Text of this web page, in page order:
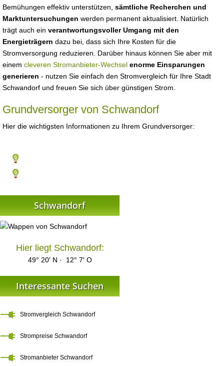
Bemühungen effektiv unterstützen, sämtliche Recherchen und
Marktuntersuchungen werden permanent aktualisiert. Natürlich
trägt auch ein verantwortungsvoller Umgang mit den
Energieträgern dazu bei, dass sich Ihre Kosten für die
Stromversorgung reduzieren. Darüber hinaus können Sie aber mit
einem cleveren Stromanbieter-Wechsel enorme Einsparungen
generieren - nutzen Sie einfach den Stromvergleich für Ihre Stadt
Schwandorf und freuen Sie sich über günstigen Strom.
Grundversorger von Schwandorf
Hier die wichtigsten Informationen zu Ihrem Grundversorger:
Schwandorf
Hier liegt Schwandorf:
49° 20′ N · 12° 7′ O
Interessante Suchen
Stromvergleich Schwandorf
Strompreise Schwandorf
Stromanbieter Schwandorf